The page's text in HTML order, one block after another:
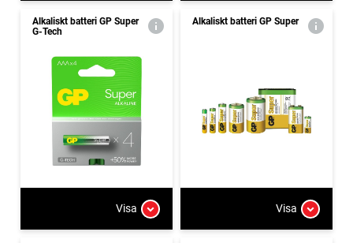
Alkaliskt batteri GP Super
G-Tech
Visa
Alkaliskt batteri GP Super
Visa